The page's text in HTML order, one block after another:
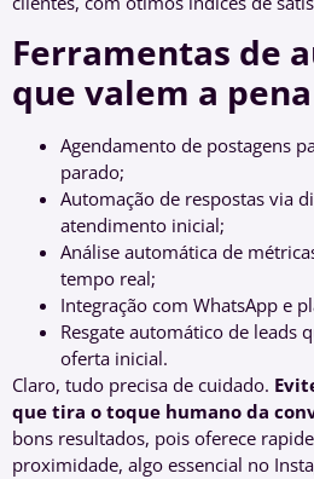
Ferramentas de
que valem a pena
Agendamento de postagens
parado;
Automação de respostas via
atendimento inicial;
Análise automática de
tempo real;
Integração com WhatsApp e
Resgate automático de leads
oferta inicial.
Claro, tudo precisa de cuidado.
que tira o toque humano da
bons resultados, pois oferece
proximidade, algo essencial no